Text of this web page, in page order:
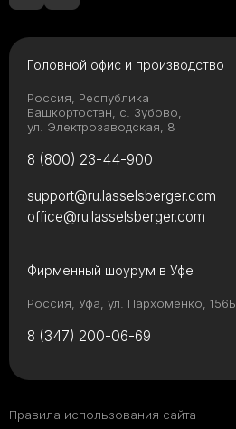
Головной офис и производство
Россия, Республика
Башкортостан, с. Зубово,
ул. Электрозаводская, 8
8 (800) 23-44-900
Фирменный шоурум в Уфе
Россия, Уфа, ул. Пархоменко, 156Б
8 (347) 200-06-69
support@ru.lasselsberger.com
office@ru.lasselsberger.com
Правила использования сайта